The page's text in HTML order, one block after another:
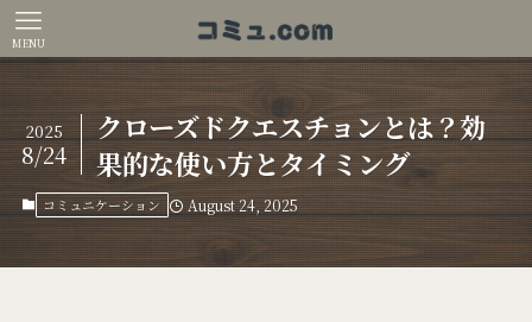
MENU
クローズドクエスチョンとは？効
果的な使い方とタイミング
2025
8/24
コミュニケーション August 24, 2025